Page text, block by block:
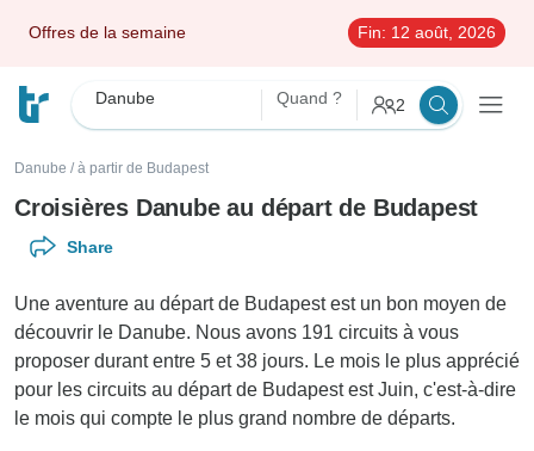
Offres de la semaine Fin: 12 août, 2026
Danube Quand ? 2
Danube / à partir de Budapest
Croisières Danube au départ de Budapest
Share
Une aventure au départ de Budapest est un bon moyen de
découvrir le Danube. Nous avons 191 circuits à vous
proposer durant entre 5 et 38 jours. Le mois le plus apprécié
pour les circuits au départ de Budapest est Juin, c'est-à-dire
le mois qui compte le plus grand nombre de départs.